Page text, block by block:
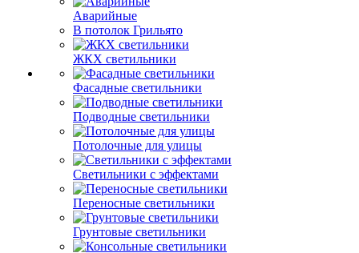
Аварийные
В потолок Грильято
ЖКХ светильники
Фасадные светильники
Подводные светильники
Потолочные для улицы
Светильники с эффектами
Переносные светильники
Грунтовые светильники